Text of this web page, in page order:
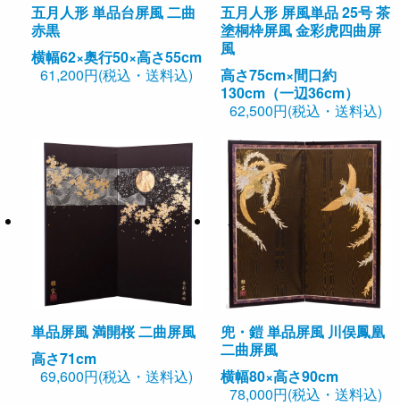
五月人形 単品台屏風 二曲
赤黒
横幅62×奥行50×高さ55cm
61,200円(税込・送料込)
五月人形 屏風単品 25号 茶
塗桐枠屏風 金彩虎四曲屏
風
高さ75cm×間口約
130cm（一辺36cm）
62,500円(税込・送料込)
単品屏風 満開桜 二曲屏風
高さ71cm
69,600円(税込・送料込)
兜・鎧 単品屏風 川俣鳳凰
二曲屏風
横幅80×高さ90cm
78,000円(税込・送料込)